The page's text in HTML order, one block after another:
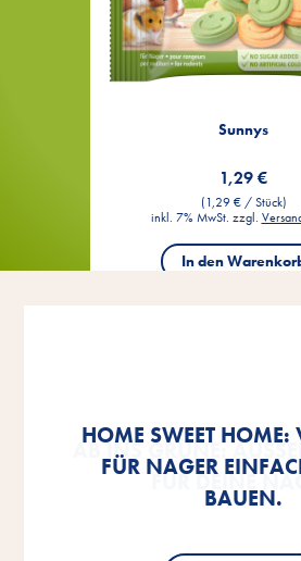
Sunnys
1,29 €
(1,29 € / Stück)
inkl. 7% MwSt. zzgl.
In den
MEERSCHWEINCHEN
SO HÄLTST DU SIE
AB INS GRÜNE:
ÜR DEINE
HOME SWEET HOME:
FÜR NAGER
BAUEN.
MEERSCHWEINCHEN
SO HÄLTST DU SIE
AB INS GRÜNE:
ÜR DEINE